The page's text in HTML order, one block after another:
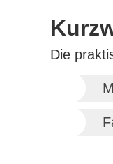
Die